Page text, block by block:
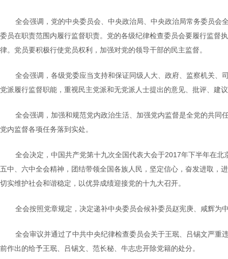
全会强调，党的中央委员会、中央政治局、中央政治局常务委员
委员在职责范围内履行监督职责。党的各级纪律检查委员会要履行监督
律。党员要积极行使党员权利，加强对党的领导干部的民主监督。
全会强调，各级党委应当支持和保证同级人大、政府、监察机关
党派履行监督职能，重视民主党派和无党派人士提出的意见、批评、建
全会强调，加强和规范党内政治生活、加强党内监督是全党的共
党内监督各项任务落到实处。
全会决定，中国共产党第十九次全国代表大会于2017年下半年在
五中、六中全会精神，团结带领全国各族人民，坚定信心，奋发进取，
切实维护社会和谐稳定，以优异成绩迎接党的十九大召开。
全会按照党章规定，决定递补中央委员会候补委员赵宪庚、咸辉为
全会审议并通过了中共中央纪律检查委员会关于王珉、吕锡文严
前作出的给予王珉、吕锡文、范长秘、牛志忠开除党籍的处分。